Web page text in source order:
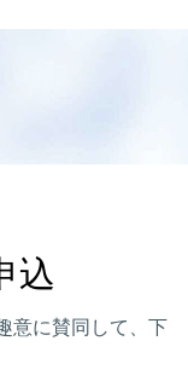
込
意に賛同して、下